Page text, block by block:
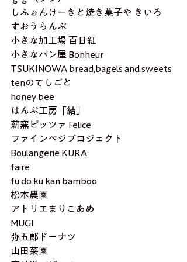
しふぉんけーきと焼き菓子や きいろ
すおうらんぷ
小さな加工場 百日紅
小さなパン屋 Bonheur
TSUKINOWA bread,bagels and sweets
tenのてしごと
honey bee
はんぷ工房「結」
薪窯ピッツァ Felice
ファインベジプロジェクト
Boulangerie KURA
faire
fu do ku kan bamboo
松本農園
アトリエまりこあめ
MUGI
弥五郎ドーナツ
山田菜園